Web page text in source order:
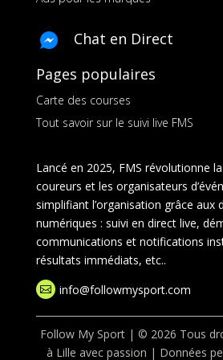
Chat en Direct
Pages populaires
Carte des courses
Tout savoir sur le suivi live FMS
Lancé en 2025, FMS révolutionne
coureurs et les organisateurs
simplifiant l’organisation grâce aux
numériques : suivi en direct live,
communications et notifications
résultats immédiats, etc..
 info@followmysport.com
Follow My Sport | © 2026 Tous
à Lille avec passion | Données